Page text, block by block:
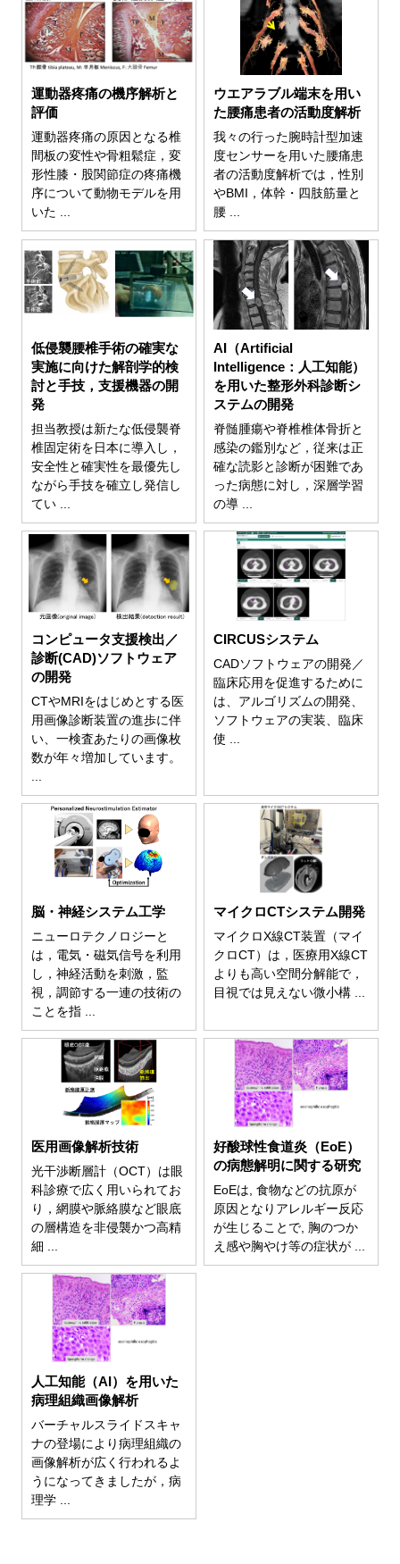
運動器疼痛の機序解析と
評価
運動器疼痛の原因となる椎
間板の変性や骨粗鬆症，変
形性膝・股関節症の疼痛機
序について動物モデルを用
いた ...
ウエアラブル端末を用い
た腰痛患者の活動度解析
我々の行った腕時計型加速
度センサーを用いた腰痛患
者の活動度解析では，性別
やBMI，体幹・四肢筋量と
腰 ...
低侵襲腰椎手術の確実な
実施に向けた解剖学的検
討と手技，支援機器の開
発
担当教授は新たな低侵襲脊
椎固定術を日本に導入し，
安全性と確実性を最優先し
ながら手技を確立し発信し
てい ...
AI（Artificial
Intelligence：人工知能）
を用いた整形外科診断シ
ステムの開発
脊髄腫瘍や脊椎椎体骨折と
感染の鑑別など，従来は正
確な読影と診断が困難であ
った病態に対し，深層学習
の導 ...
コンピュータ支援検出／
診断(CAD)ソフトウェア
の開発
CTやMRIをはじめとする医
用画像診断装置の進歩に伴
い、一検査あたりの画像枚
数が年々増加しています。
CIRCUSシステム
CADソフトウェアの開発／
臨床応用を促進するために
は、アルゴリズムの開発、
ソフトウェアの実装、臨床
使 ...
脳・神経システム工学
ニューロテクノロジーと
は，電気・磁気信号を利用
し，神経活動を刺激，監
視，調節する一連の技術の
ことを指 ...
マイクロCTシステム開発
マイクロX線CT装置（マイ
クロCT）は，医療用X線CT
よりも高い空間分解能で，
目視では見えない微小構 ...
医用画像解析技術
光干渉断層計（OCT）は眼
科診療で広く用いられてお
り，網膜や脈絡膜など眼底
の層構造を非侵襲かつ高精
細 ...
好酸球性食道炎（EoE）
の病態解明に関する研究
EoEは, 食物などの抗原が
原因となりアレルギー反応
が生じることで, 胸のつか
え感や胸やけ等の症状が ...
人工知能（AI）を用いた
病理組織画像解析
バーチャルスライドスキャ
ナの登場により病理組織の
画像解析が広く行われるよ
うになってきましたが，病
理学 ...